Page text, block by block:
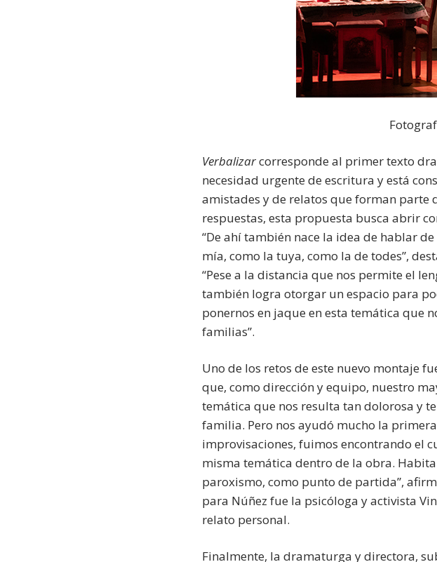
Verbalizarcorresponde al primer texto
necesidad urgente de escritura y está
amistades y de relatos que forman parte
respuestas, esta propuesta busca abrir
“De ahí también nace la idea de hablar
mía, como la tuya, como la de todes”,
“Pese a la distancia que nos permite el
también logra otorgar un espacio para
ponernos en jaque en esta temática que
familias”.
Uno de los retos de este nuevo montaje
que, como dirección y equipo, nuestro
temática que nos resulta tan dolorosa y
familia. Pero nos ayudó mucho la
improvisaciones, fuimos encontrando el
misma temática dentro de la obra.
paroxismo, como punto de partida”,
para Núñez fue la psicóloga y activista
relato personal.
Finalmente, la dramaturga y directora,